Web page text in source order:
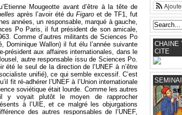
Mougeotte avant d’être à la tête de
après l’avoir été du Figaro et de TF1, fut
années, un responsable, marqué à gauche,
Po Paris, il fut président de son amicale,
Comme d’autres militants de Sciences Po
Dominique Wallon) il fut élu l’année suivante
président aux affaires internationales, dans le
autre responsable issu de Sciences Po.
été le seul de la direction de l’UNEF à n’être
unifié), ce qui semble excessif. C’est
fit ré-adhérer l’UNEF à l’Union internationale
soviétique était lourde. Comme les autres
il y voyait plutôt le moyen de rapprocher
à l’UIE, et ce malgré les objurgations
des autres responsables de l’UNEF,
CHAINE
CITE